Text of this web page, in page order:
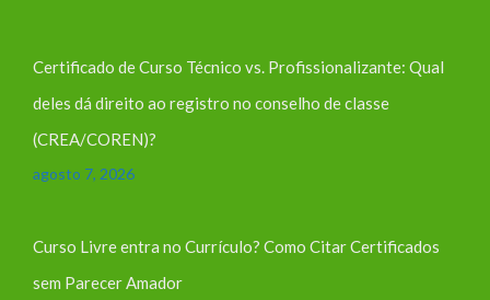
Certificado de Curso Técnico vs. Profissionalizante: Qual
deles dá direito ao registro no conselho de classe
(CREA/COREN)?
agosto 7, 2026
Curso Livre entra no Currículo? Como Citar Certificados
sem Parecer Amador